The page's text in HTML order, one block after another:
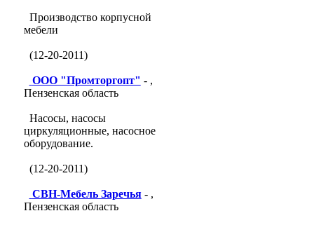
Производство корпусной
мебели
(12-20-2011)
ООО "Промторгопт" - ,
Пензенская область
Насосы, насосы
циркуляционные, насосное
оборудование.
(12-20-2011)
СВН-Мебель Заречья- ,
Пензенская область